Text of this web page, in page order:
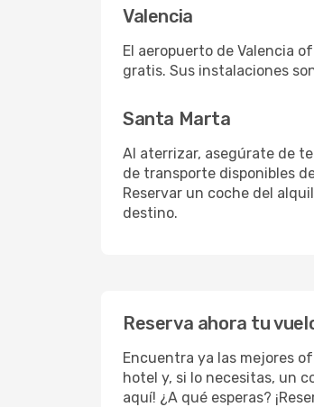
Valencia
El aeropuerto de Valencia
gratis. Sus instalaciones
Santa Marta
Al aterrizar, asegúrate de
de transporte disponibles
Reservar un coche del
destino.
Reserva ahora tu
Encuentra ya las mejores
hotel y, si lo necesitas, un
aquí! ¿A qué esperas?